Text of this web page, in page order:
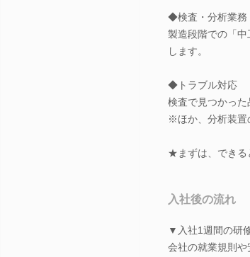
◆検査・分析業務
製造段階での「
します。
◆トラブル対応
検査で見つかった
※ほか、分析装置
★まずは、できる
入社後の流れ
▼入社1週間の研
会社の就業規則や